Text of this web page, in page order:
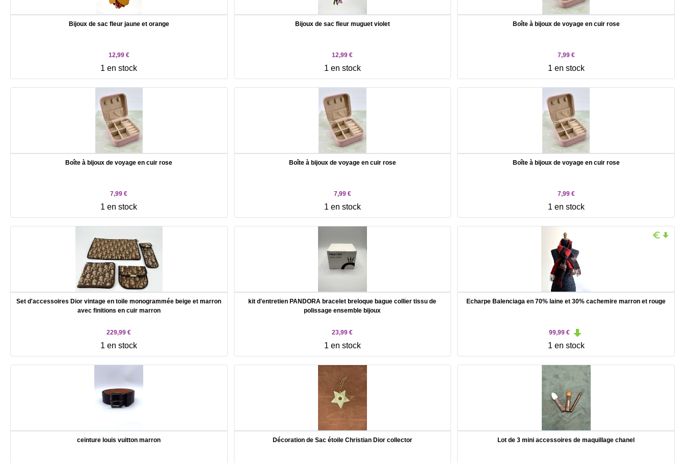
Bijoux de sac fleur jaune et orange
12,99 €
1 en stock
Bijoux de sac fleur muguet violet
12,99 €
1 en stock
Boîte à bijoux de voyage en cuir rose
7,99 €
1 en stock
Boîte à bijoux de voyage en cuir rose
7,99 €
1 en stock
Boîte à bijoux de voyage en cuir rose
7,99 €
1 en stock
Boîte à bijoux de voyage en cuir rose
7,99 €
1 en stock
Set d'accessoires Dior vintage en toile monogrammée beige et marron
avec finitions en cuir marron
229,99 €
1 en stock
kit d'entretien PANDORA bracelet breloque bague collier tissu de
polissage ensemble bijoux
23,99 €
1 en stock
Echarpe Balenciaga en 70% laine et 30% cachemire marron et rouge
99,99 €
1 en stock
ceinture louis vuitton marron Décoration de Sac étoile Christian Dior collector Lot de 3 mini accessoires de maquillage chanel